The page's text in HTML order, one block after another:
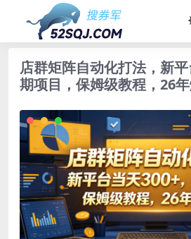
店群矩阵自动化打法，新
期项目，保姆级教程，26